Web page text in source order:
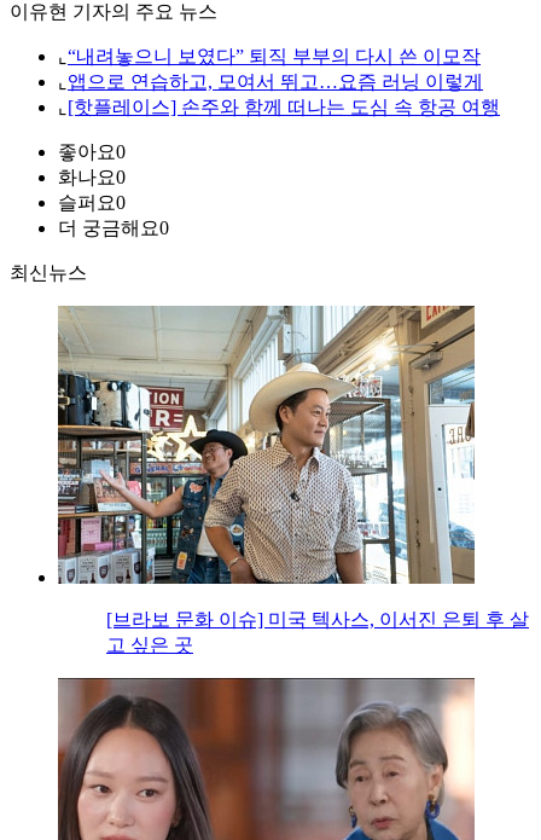
이유현 기자의 주요 뉴스
⌞ “내려놓으니 보였다” 퇴직 부부의 다시 쓴 이모작
⌞ 앱으로 연습하고, 모여서 뛰고…요즘 러닝 이렇게
⌞ [핫플레이스] 손주와 함께 떠나는 도심 속 항공 여행
좋아요0
화나요0
슬퍼요0
더 궁금해요0
최신뉴스
[브라보 문화 이슈] 미국 텍사스, 이서진 은퇴 후 살
고 싶은 곳